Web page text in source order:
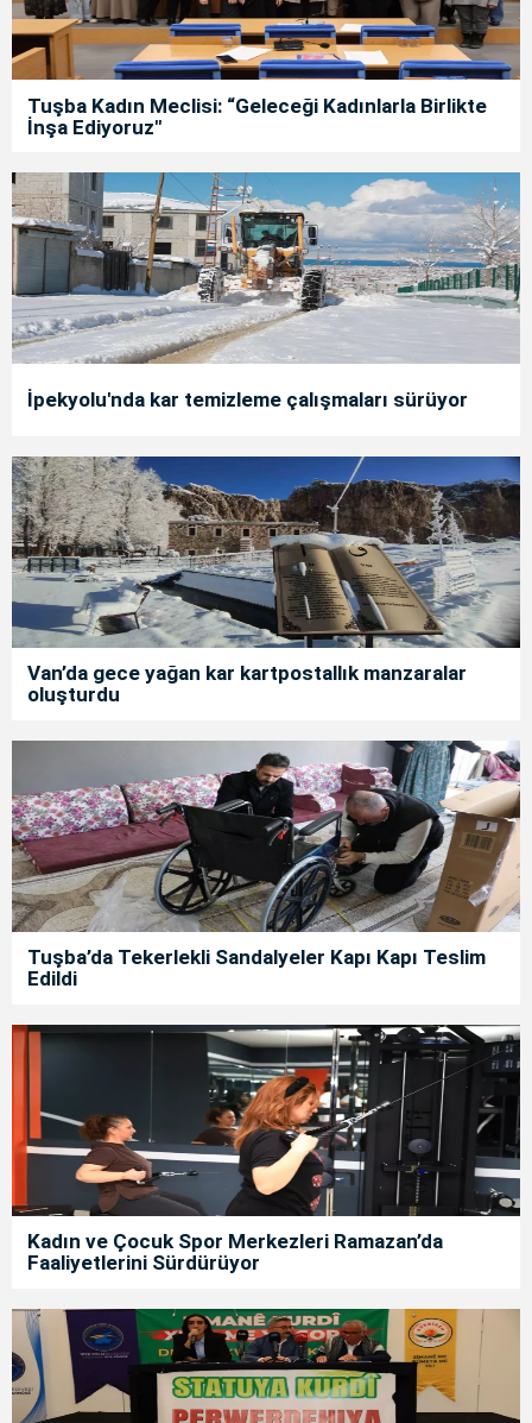
Tuşba Kadın Meclisi: “Geleceği Kadınlarla Birlikte
İnşa Ediyoruz"
İpekyolu'nda kar temizleme çalışmaları sürüyor
Van’da gece yağan kar kartpostallık manzaralar
oluşturdu
Tuşba’da Tekerlekli Sandalyeler Kapı Kapı Teslim
Edildi
Kadın ve Çocuk Spor Merkezleri Ramazan’da
Faaliyetlerini Sürdürüyor